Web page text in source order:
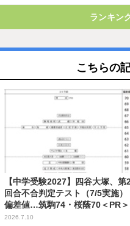
ランキン
こちらの
【中学受験2027】四谷大塚、第
回合不合判定テスト（7/5実施）
偏差値…筑駒74・桜蔭70＜PR＞
2026.7.10